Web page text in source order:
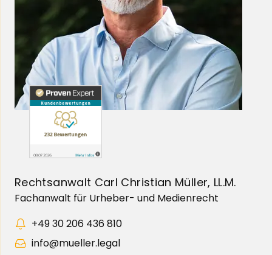
Rechtsanwalt Carl Christian Müller, LL.M.
Fachanwalt für Urheber- und Medienrecht
+49 30 206 436 810
info@mueller.legal